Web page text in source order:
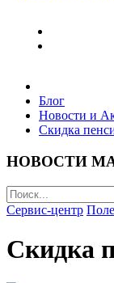
Строительные
Блог
Новости и
Скидка
НОВОСТИ
Сервис-центр
Скидка